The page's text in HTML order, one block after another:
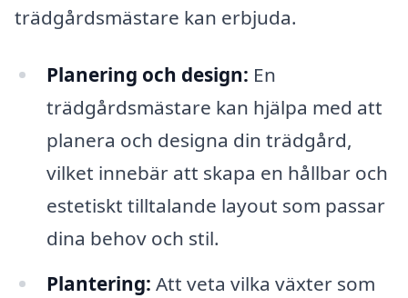
trädgårdsmästare kan erbjuda.
Planering och design: En
trädgårdsmästare kan hjälpa med att
planera och designa din trädgård,
vilket innebär att skapa en hållbar och
estetiskt tilltalande layout som passar
dina behov och stil.
Plantering: Att veta vilka växter som